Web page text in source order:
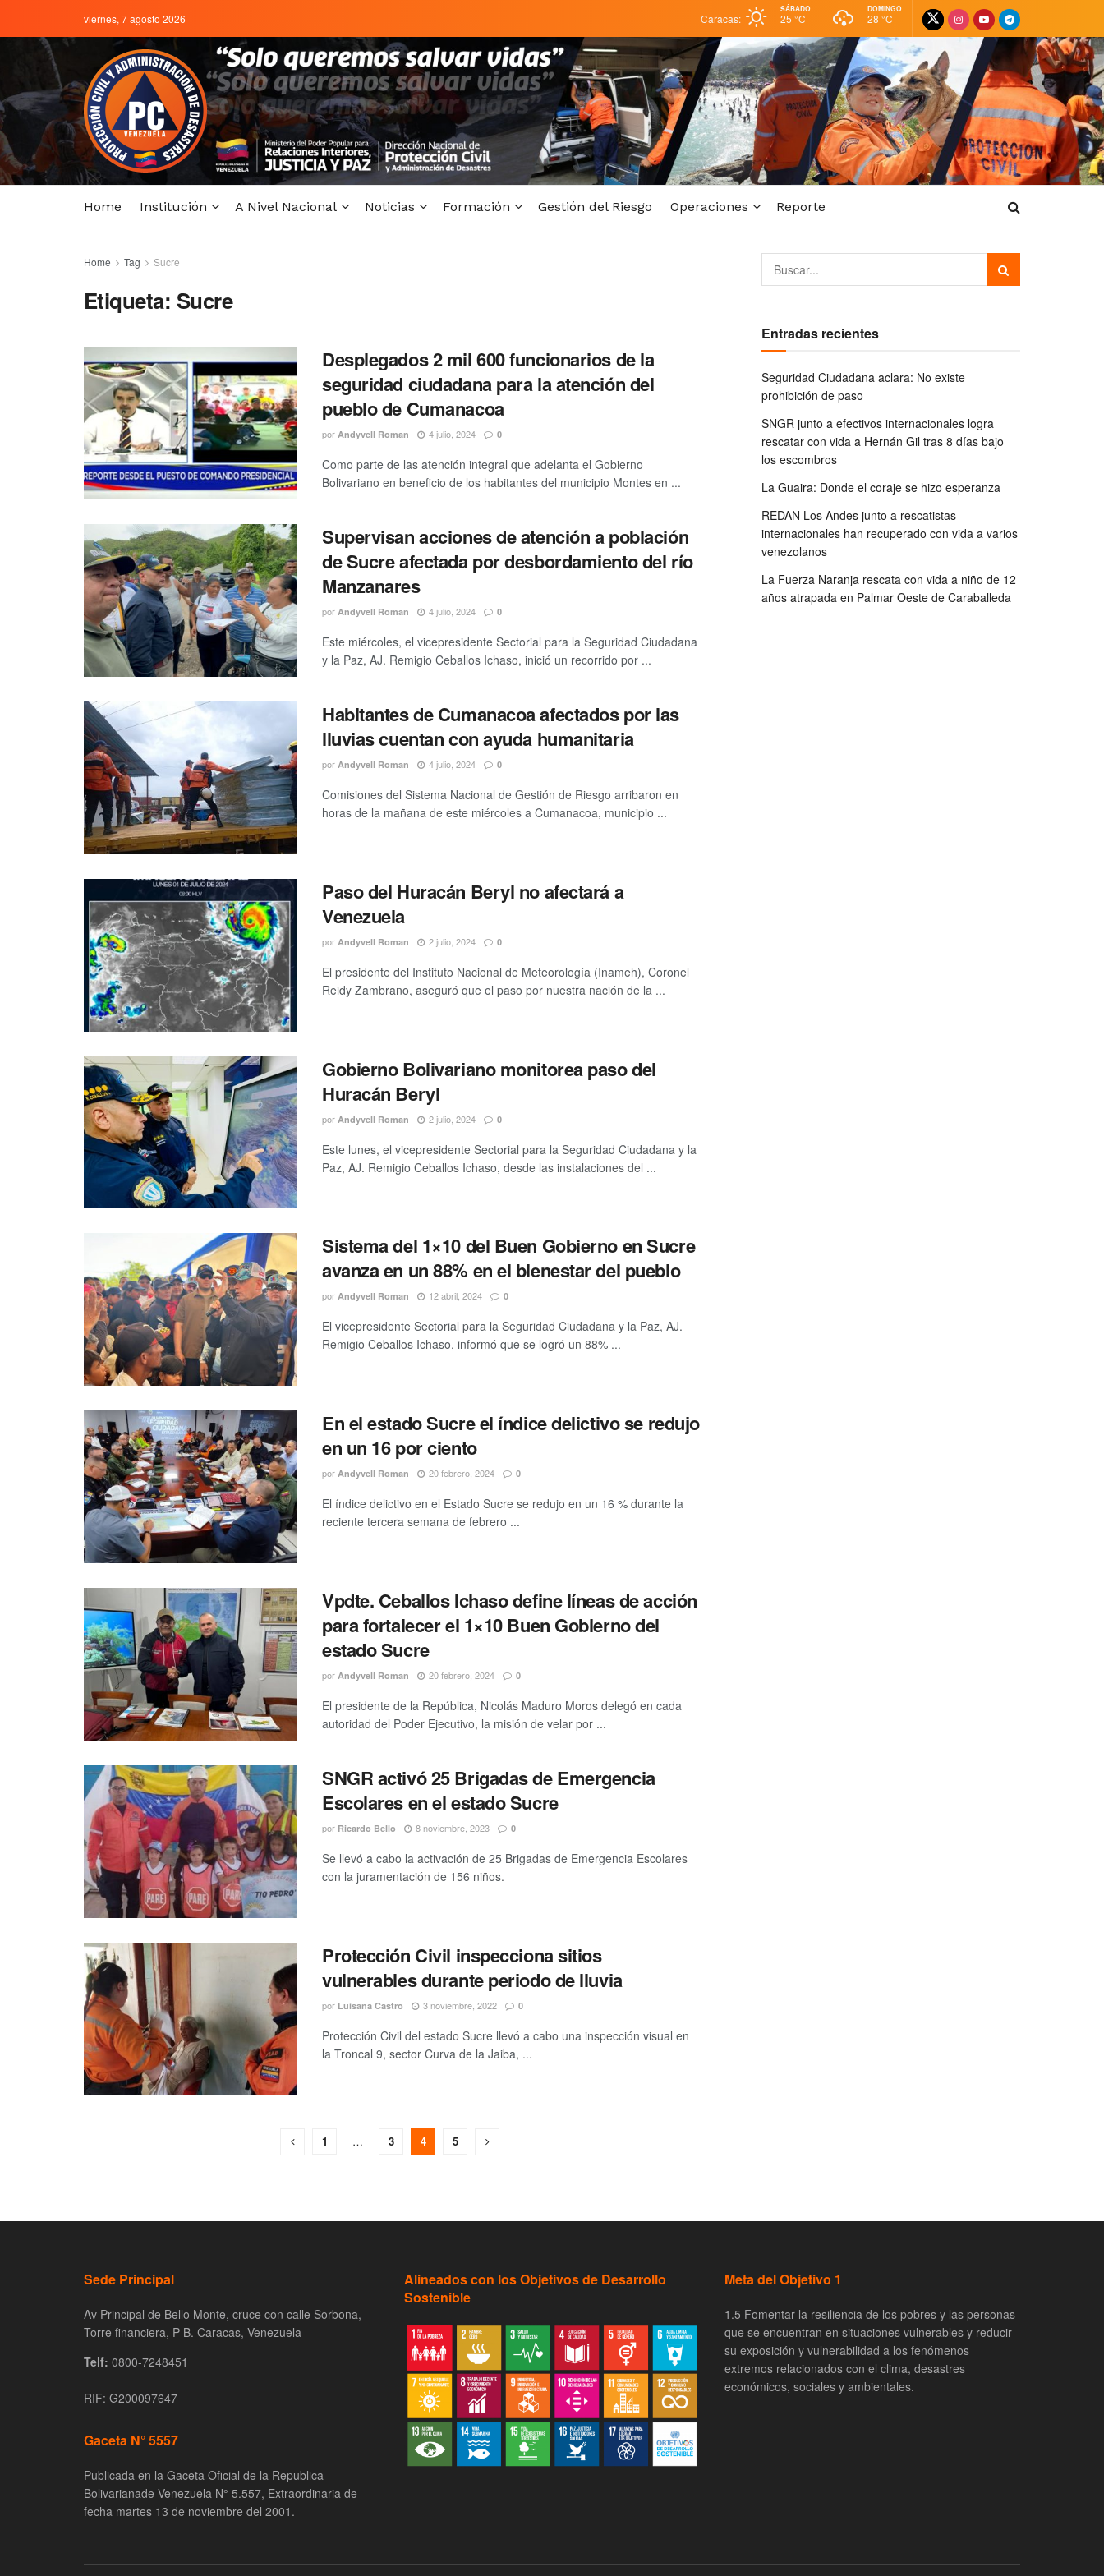
viernes, 7 agosto 2026 Caracas:
SÁBADO
25 °C
DOMINGO
28 °C
Home Institución A Nivel Nacional Noticias Formación Gestión del Riesgo Operaciones Reporte
Home Tag Sucre
Etiqueta: Sucre
Desplegados 2 mil 600 funcionarios de la
seguridad ciudadana para la atención del
pueblo de Cumanacoa
por Andyvell Roman 4 julio, 2024 0
Como parte de las atención integral que adelanta el Gobierno
Bolivariano en beneficio de los habitantes del municipio Montes en ...
Supervisan acciones de atención a población
de Sucre afectada por desbordamiento del río
Manzanares
por Andyvell Roman 4 julio, 2024 0
Este miércoles, el vicepresidente Sectorial para la Seguridad Ciudadana
y la Paz, AJ. Remigio Ceballos Ichaso, inició un recorrido por ...
Habitantes de Cumanacoa afectados por las
lluvias cuentan con ayuda humanitaria
por Andyvell Roman 4 julio, 2024 0
Comisiones del Sistema Nacional de Gestión de Riesgo arribaron en
horas de la mañana de este miércoles a Cumanacoa, municipio ...
Paso del Huracán Beryl no afectará a
Venezuela
por Andyvell Roman 2 julio, 2024 0
El presidente del Instituto Nacional de Meteorología (Inameh), Coronel
Reidy Zambrano, aseguró que el paso por nuestra nación de la ...
Gobierno Bolivariano monitorea paso del
Huracán Beryl
por Andyvell Roman 2 julio, 2024 0
Este lunes, el vicepresidente Sectorial para la Seguridad Ciudadana y la
Paz, AJ. Remigio Ceballos Ichaso, desde las instalaciones del ...
Sistema del 1×10 del Buen Gobierno en Sucre
avanza en un 88% en el bienestar del pueblo
por Andyvell Roman 12 abril, 2024 0
El vicepresidente Sectorial para la Seguridad Ciudadana y la Paz, AJ.
Remigio Ceballos Ichaso, informó que se logró un 88% ...
En el estado Sucre el índice delictivo se redujo
en un 16 por ciento
por Andyvell Roman 20 febrero, 2024 0
El índice delictivo en el Estado Sucre se redujo en un 16 % durante la
reciente tercera semana de febrero ...
Vpdte. Ceballos Ichaso define líneas de acción
para fortalecer el 1×10 Buen Gobierno del
estado Sucre
por Andyvell Roman 20 febrero, 2024 0
El presidente de la República, Nicolás Maduro Moros delegó en cada
autoridad del Poder Ejecutivo, la misión de velar por ...
SNGR activó 25 Brigadas de Emergencia
Escolares en el estado Sucre
por Ricardo Bello 8 noviembre, 2023 0
Se llevó a cabo la activación de 25 Brigadas de Emergencia Escolares
con la juramentación de 156 niños.
Protección Civil inspecciona sitios
vulnerables durante periodo de lluvia
por Luisana Castro 3 noviembre, 2022 0
Protección Civil del estado Sucre llevó a cabo una inspección visual en
la Troncal 9, sector Curva de la Jaiba, ...
1 … 3 4 5
Entradas recientes
Seguridad Ciudadana aclara: No existe
prohibición de paso
SNGR junto a efectivos internacionales logra
rescatar con vida a Hernán Gil tras 8 días bajo
los escombros
La Guaira: Donde el coraje se hizo esperanza
REDAN Los Andes junto a rescatistas
internacionales han recuperado con vida a varios
venezolanos
La Fuerza Naranja rescata con vida a niño de 12
años atrapada en Palmar Oeste de Caraballeda
Sede Principal
Av Principal de Bello Monte, cruce con calle Sorbona,
Torre financiera, P-B. Caracas, Venezuela
Telf: 0800-7248451
RIF: G200097647
Gaceta N° 5557
Publicada en la Gaceta Oficial de la Republica
Bolivarianade Venezuela N° 5.557, Extraordinaria de
fecha martes 13 de noviembre del 2001.
Alineados con los Objetivos de Desarrollo
Sostenible
Meta del Objetivo 1
1.5 Fomentar la resiliencia de los pobres y las personas
que se encuentran en situaciones vulnerables y reducir
su exposición y vulnerabilidad a los fenómenos
extremos relacionados con el clima, desastres
económicos, sociales y ambientales.